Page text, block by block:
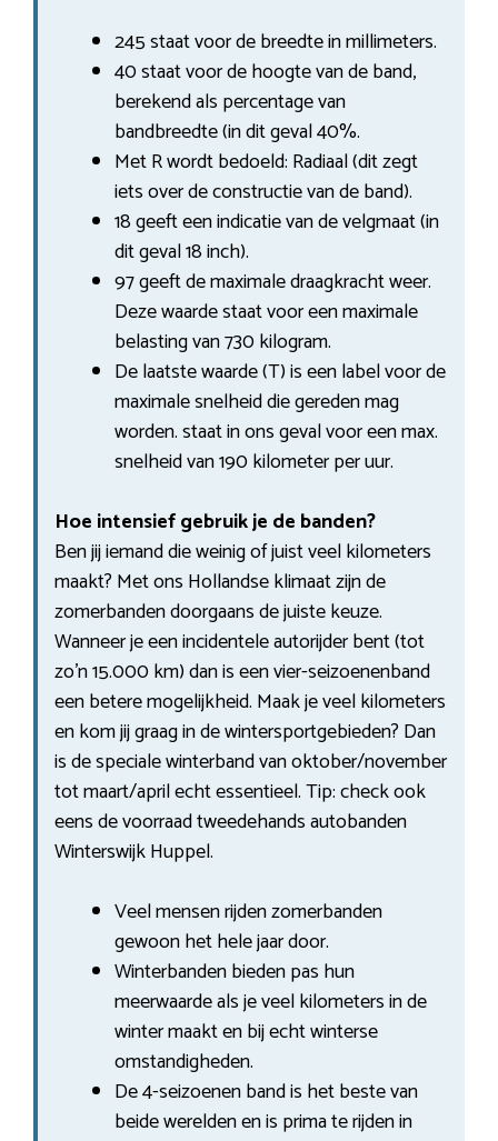
245 staat voor de breedte in millimeters.
40 staat voor de hoogte van de band,
berekend als percentage van
bandbreedte (in dit geval 40%.
Met R wordt bedoeld: Radiaal (dit zegt
iets over de constructie van de band).
18 geeft een indicatie van de velgmaat (in
dit geval 18 inch).
97 geeft de maximale draagkracht weer.
Deze waarde staat voor een maximale
belasting van 730 kilogram.
De laatste waarde (T) is een label voor de
maximale snelheid die gereden mag
worden. staat in ons geval voor een max.
snelheid van 190 kilometer per uur.
Hoe intensief gebruik je de banden?
Ben jij iemand die weinig of juist veel kilometers
maakt? Met ons Hollandse klimaat zijn de
zomerbanden doorgaans de juiste keuze.
Wanneer je een incidentele autorijder bent (tot
zo’n 15.000 km) dan is een vier-seizoenenband
een betere mogelijkheid. Maak je veel kilometers
en kom jij graag in de wintersportgebieden? Dan
is de speciale winterband van oktober/november
tot maart/april echt essentieel. Tip: check ook
eens de voorraad tweedehands autobanden
Winterswijk Huppel.
Veel mensen rijden zomerbanden
gewoon het hele jaar door.
Winterbanden bieden pas hun
meerwaarde als je veel kilometers in de
winter maakt en bij echt winterse
omstandigheden.
De 4-seizoenen band is het beste van
beide werelden en is prima te rijden in